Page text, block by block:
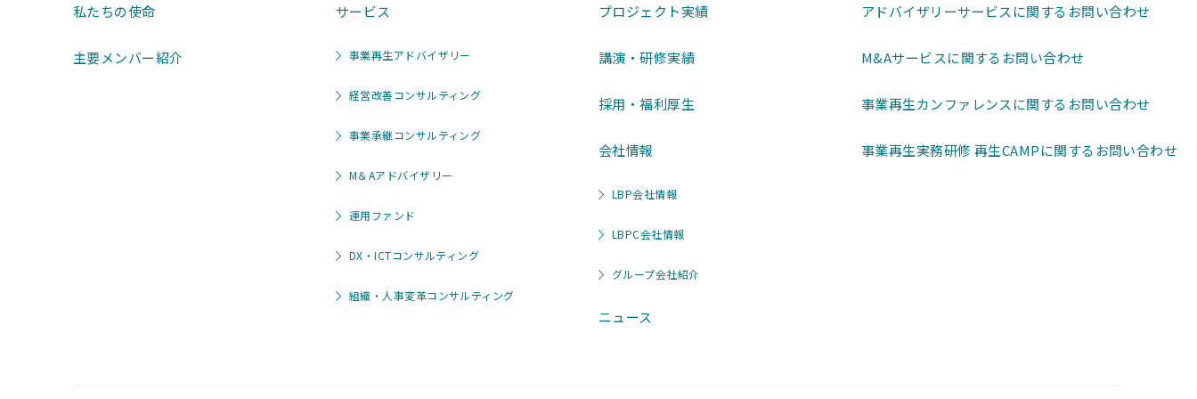
私たちの使命
主要メンバー紹介
サービス
事業再生アドバイザリー
経営改善コンサルティング
事業承継コンサルティング
M＆Aアドバイザリー
運用ファンド
DX・ICTコンサルティング
組織・人事変革コンサルティング
プロジェクト実績
講演・研修実績
採用・福利厚生
会社情報
LBP会社情報
LBPC会社情報
グループ会社紹介
ニュース
アドバイザリーサービスに関するお問い合わせ
M&Aサービスに関するお問い合わせ
事業再生カンファレンスに関するお問い合わせ
事業再生実務研修 再生CAMPに関するお問い合わせ